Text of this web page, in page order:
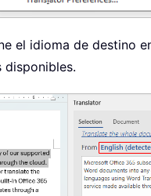
el idioma de destino
disponibles.